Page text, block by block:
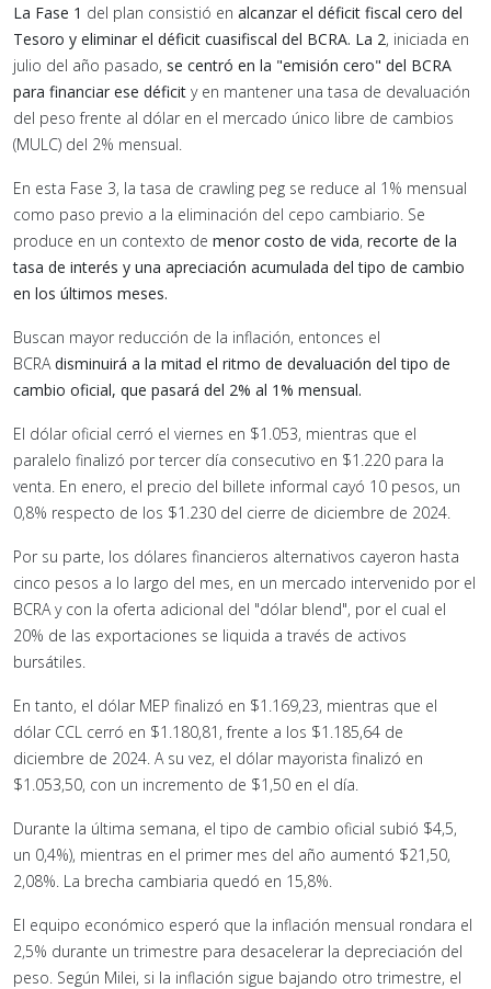
La Fase 1 del plan consistió en alcanzar el déficit fiscal cero del
Tesoro y eliminar el déficit cuasifiscal del BCRA. La 2, iniciada en
julio del año pasado, se centró en la "emisión cero" del BCRA
para financiar ese déficit y en mantener una tasa de devaluación
del peso frente al dólar en el mercado único libre de cambios
(MULC) del 2% mensual.
En esta Fase 3, la tasa de crawling peg se reduce al 1% mensual
como paso previo a la eliminación del cepo cambiario. Se
produce en un contexto de menor costo de vida, recorte de la
tasa de interés y una apreciación acumulada del tipo de cambio
en los últimos meses.
Buscan mayor reducción de la inflación, entonces el
BCRA disminuirá a la mitad el ritmo de devaluación del tipo de
cambio oficial, que pasará del 2% al 1% mensual.
El dólar oficial cerró el viernes en $1.053, mientras que el
paralelo finalizó por tercer día consecutivo en $1.220 para la
venta. En enero, el precio del billete informal cayó 10 pesos, un
0,8% respecto de los $1.230 del cierre de diciembre de 2024.
Por su parte, los dólares financieros alternativos cayeron hasta
cinco pesos a lo largo del mes, en un mercado intervenido por el
BCRA y con la oferta adicional del "dólar blend", por el cual el
20% de las exportaciones se liquida a través de activos
bursátiles.
En tanto, el dólar MEP finalizó en $1.169,23, mientras que el
dólar CCL cerró en $1.180,81, frente a los $1.185,64 de
diciembre de 2024. A su vez, el dólar mayorista finalizó en
$1.053,50, con un incremento de $1,50 en el día.
Durante la última semana, el tipo de cambio oficial subió $4,5,
un 0,4%), mientras en el primer mes del año aumentó $21,50,
2,08%. La brecha cambiaria quedó en 15,8%.
El equipo económico esperó que la inflación mensual rondara el
2,5% durante un trimestre para desacelerar la depreciación del
peso. Según Milei, si la inflación sigue bajando otro trimestre, el